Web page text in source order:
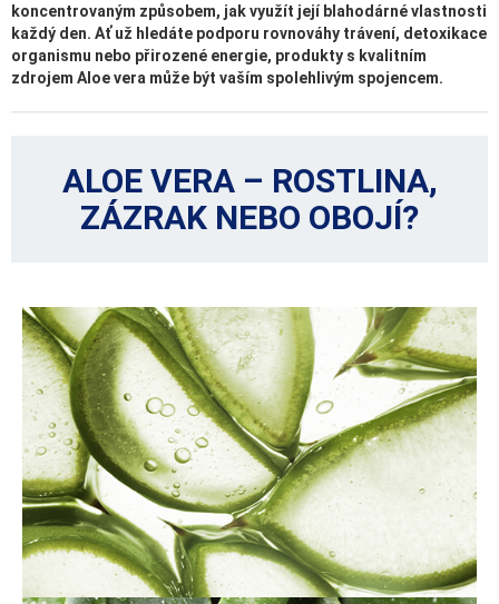
koncentrovaným způsobem, jak využít její blahodárné vlastnosti
každý den. Ať už hledáte podporu rovnováhy trávení, detoxikace
organismu nebo přirozené energie, produkty s kvalitním
zdrojem Aloe vera může být vaším spolehlivým spojencem.
ALOE VERA – ROSTLINA,
ZÁZRAK NEBO OBOJÍ?